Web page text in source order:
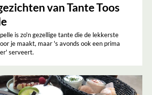
van Tante Toos
is zo'n gezellige tante die de lekkerste
je maakt, maar 's avonds ook een prima
serveert.